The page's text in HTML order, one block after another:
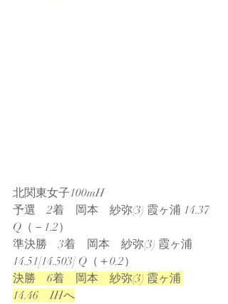
北関東女子100mH
予選　2着　岡本　紗弥(3) 霞ヶ浦 14.37
Q（－1.2）
準決勝　3着　岡本　紗弥(3) 霞ヶ浦
14.51[14.503] Q（＋0.2）
決勝　6着　岡本　紗弥(3) 霞ヶ浦
14.46　IHへ